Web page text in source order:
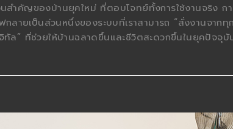
สำคัญของบ้านยุคใหม่ ที่ตอบโจทย์ทั้งการใช้งานจริง ก
ลายเป็นส่วนหนึ่งของระบบที่เราสามารถ “สั่งงานจาก
ล” ที่ช่วยให้บ้านฉลาดขึ้นและชีวิตสะดวกขึ้นในยุคปัจจุบั